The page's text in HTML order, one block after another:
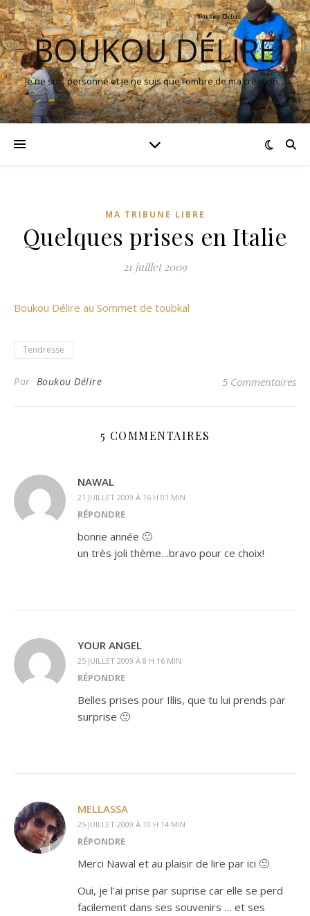
BOUKOU DÉLIRE
Je ne suis personne et je ne suis que l’ombre de ma création…
MA TRIBUNE LIBRE
Quelques prises en Italie
21 juillet 2009
Boukou Délire au Sommet de toubkal
Tendresse
Par Boukou Délire 5 Commentaires
5 COMMENTAIRES
NAWAL
21 JUILLET 2009 À 16 H 01 MIN
RÉPONDRE
bonne année 🙂
un très joli thème…bravo pour ce choix!
YOUR ANGEL
25 JUILLET 2009 À 8 H 16 MIN
RÉPONDRE
Belles prises pour Illis, que tu lui prends par
surprise 🙂
MELLASSA
25 JUILLET 2009 À 10 H 14 MIN
RÉPONDRE
Merci Nawal et au plaisir de lire par ici 🙂
Oui, je l’ai prise par suprise car elle se perd
facilement dans ses souvenirs … et ses